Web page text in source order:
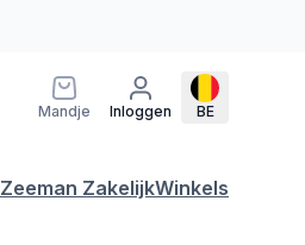
Mandje Inloggen BE
Zeeman ZakelijkWinkels